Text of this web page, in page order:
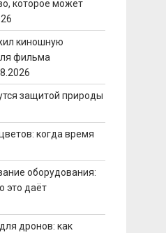
которое может
киношную
фильма
защитой природы
когда время
оборудования:
это даёт
дронов: как